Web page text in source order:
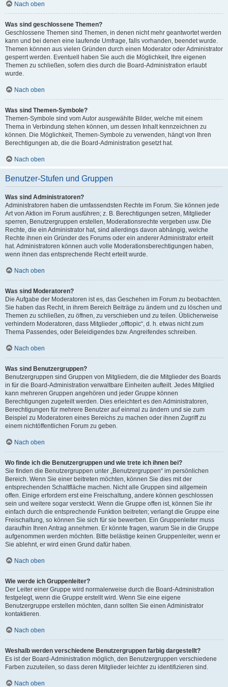
Nach oben
Was sind geschlossene Themen?
Geschlossene Themen sind Themen, in denen nicht mehr geantwortet werden
kann und bei denen eine laufende Umfrage, falls vorhanden, beendet wurde.
Themen können aus vielen Gründen durch einen Moderator oder Administrator
gesperrt werden. Eventuell haben Sie auch die Möglichkeit, Ihre eigenen
Themen zu schließen, sofern dies durch die Board-Administration erlaubt
wurde.
Nach oben
Was sind Themen-Symbole?
Themen-Symbole sind vom Autor ausgewählte Bilder, welche mit einem
Thema in Verbindung stehen können, um dessen Inhalt kennzeichnen zu
können. Die Möglichkeit, Themen-Symbole zu verwenden, hängt von Ihren
Berechtigungen ab, die die Board-Administration gesetzt hat.
Nach oben
Benutzer-Stufen und Gruppen
Was sind Administratoren?
Administratoren haben die umfassendsten Rechte im Forum. Sie können jede
Art von Aktion im Forum ausführen; z. B. Berechtigungen setzen, Mitglieder
sperren, Benutzergruppen erstellen, Moderationsrechte vergeben usw. Die
Rechte, die ein Administrator hat, sind allerdings davon abhängig, welche
Rechte ihnen ein Gründer des Forums oder ein anderer Administrator erteilt
hat. Administratoren können auch volle Moderationsberechtigungen haben,
wenn ihnen das entsprechende Recht erteilt wurde.
Nach oben
Was sind Moderatoren?
Die Aufgabe der Moderatoren ist es, das Geschehen im Forum zu beobachten.
Sie haben das Recht, in ihrem Bereich Beiträge zu ändern und zu löschen und
Themen zu schließen, zu öffnen, zu verschieben und zu teilen. Üblicherweise
verhindern Moderatoren, dass Mitglieder „offtopic“, d. h. etwas nicht zum
Thema Passendes, oder Beleidigendes bzw. Angreifendes schreiben.
Nach oben
Was sind Benutzergruppen?
Benutzergruppen sind Gruppen von Mitgliedern, die die Mitglieder des Boards
in für die Board-Administration verwaltbare Einheiten aufteilt. Jedes Mitglied
kann mehreren Gruppen angehören und jeder Gruppe können
Berechtigungen zugeteilt werden. Dies erleichtert es den Administratoren,
Berechtigungen für mehrere Benutzer auf einmal zu ändern und sie zum
Beispiel zu Moderatoren eines Bereichs zu machen oder ihnen Zugriff zu
einem nichtöffentlichen Forum zu geben.
Nach oben
Wo finde ich die Benutzergruppen und wie trete ich ihnen bei?
Sie finden die Benutzergruppen unter „Benutzergruppen“ im persönlichen
Bereich. Wenn Sie einer beitreten möchten, können Sie dies mit der
entsprechenden Schaltfläche machen. Nicht alle Gruppen sind allgemein
offen. Einige erfordern erst eine Freischaltung, andere können geschlossen
sein und weitere sogar versteckt. Wenn die Gruppe offen ist, können Sie ihr
einfach durch die entsprechende Funktion beitreten; verlangt die Gruppe eine
Freischaltung, so können Sie sich für sie bewerben. Ein Gruppenleiter muss
daraufhin Ihren Antrag annehmen. Er könnte fragen, warum Sie in die Gruppe
aufgenommen werden möchten. Bitte belästige keinen Gruppenleiter, wenn er
Sie ablehnt, er wird einen Grund dafür haben.
Nach oben
Wie werde ich Gruppenleiter?
Der Leiter einer Gruppe wird normalerweise durch die Board-Administration
festgelegt, wenn die Gruppe erstellt wird. Wenn Sie eine eigene
Benutzergruppe erstellen möchten, dann sollten Sie einen Administrator
kontaktieren.
Nach oben
Weshalb werden verschiedene Benutzergruppen farbig dargestellt?
Es ist der Board-Administration möglich, den Benutzergruppen verschiedene
Farben zuzuteilen, so dass deren Mitglieder leichter zu identifizieren sind.
Nach oben